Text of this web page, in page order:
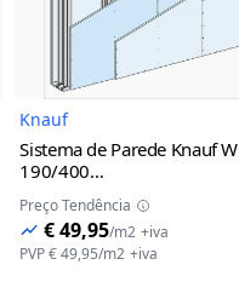
Imagem
Knauf
Sistema de Parede Knauf
190/400
2LM
Preço Tendência
€ 49,95/m2 +iva
PVP€ 49,95/m2 +iva